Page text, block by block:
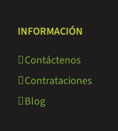
INFORMACIÓN
Contáctenos
Contrataciones
Blog